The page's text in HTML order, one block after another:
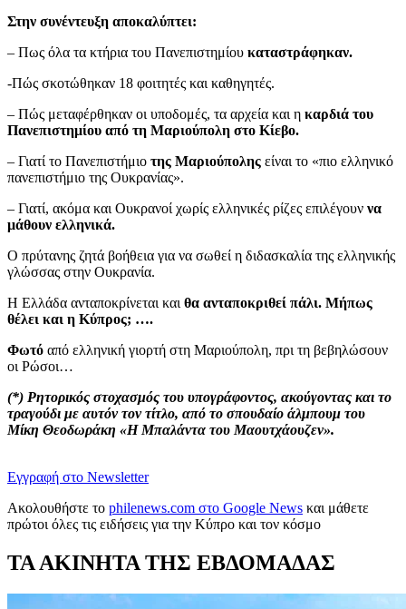
Στην συνέντευξη αποκαλύπτει:
– Πως όλα τα κτήρια του Πανεπιστημίου καταστράφηκαν.
-Πώς σκοτώθηκαν 18 φοιτητές και καθηγητές.
– Πώς μεταφέρθηκαν οι υποδομές, τα αρχεία και η καρδιά του
Πανεπιστημίου από τη Μαριούπολη στο Κίεβο.
– Γιατί το Πανεπιστήμιο της Μαριούπολης είναι το «πιο ελληνικό
πανεπιστήμιο της Ουκρανίας».
– Γιατί, ακόμα και Ουκρανοί χωρίς ελληνικές ρίζες επιλέγουν να
μάθουν ελληνικά.
Ο πρύτανης ζητά βοήθεια για να σωθεί η διδασκαλία της ελληνικής
γλώσσας στην Ουκρανία.
Η Ελλάδα ανταποκρίνεται και θα ανταποκριθεί πάλι. Μήπως
θέλει και η Κύπρος; ….
Φωτό από ελληνική γιορτή στη Μαριούπολη, πρι τη βεβηλώσουν
οι Ρώσοι…
(*) Ρητορικός στοχασμός του υπογράφοντος, ακούγοντας και το
τραγούδι με αυτόν τον τίτλο, από το σπουδαίο άλμπουμ του
Μίκη Θεοδωράκη «Η Μπαλάντα του Μαουτχάουζεν».
Εγγραφή στο Newsletter
Ακολουθήστε το philenews.com στο Google News και μάθετε
πρώτοι όλες τις ειδήσεις για την Κύπρο και τον κόσμο
ΤΑ ΑΚΙΝΗΤΑ ΤΗΣ ΕΒΔΟΜΑΔΑΣ